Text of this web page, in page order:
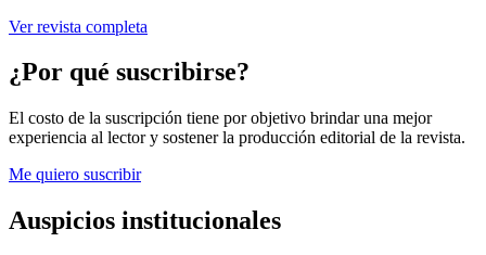
Ver revista completa
¿Por qué suscribirse?
El costo de la suscripción tiene por objetivo brindar una mejor
experiencia al lector y sostener la producción editorial de la revista.
Me quiero suscribir
Auspicios institucionales